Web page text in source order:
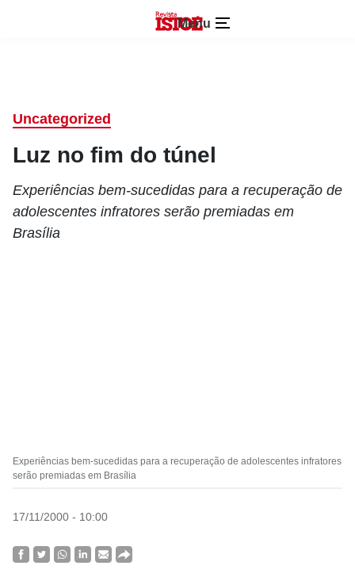
Menu
Uncategorized
Luz no fim do túnel
Experiências bem-sucedidas para a recuperação de
adolescentes infratores serão premiadas em
Brasília
Experiências bem-sucedidas para a recuperação de adolescentes infratores
serão premiadas em Brasília
17/11/2000 - 10:00